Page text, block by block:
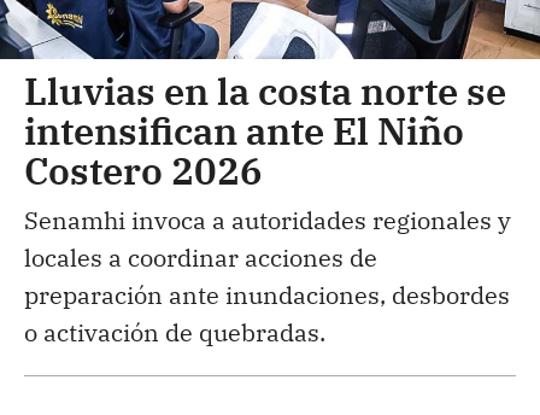
Lluvias en la costa norte se
intensifican ante El Niño
Costero 2026
Senamhi invoca a autoridades regionales y
locales a coordinar acciones de
preparación ante inundaciones, desbordes
o activación de quebradas.